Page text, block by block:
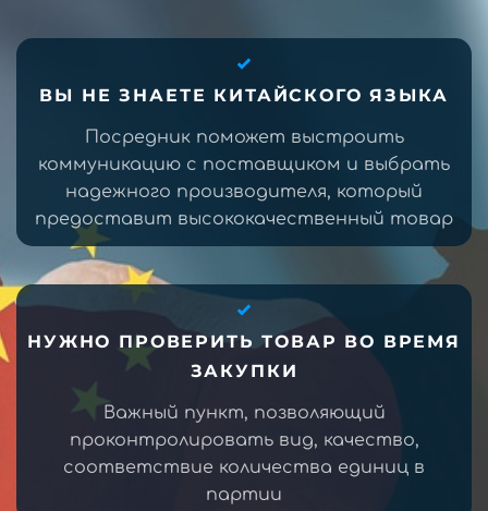
ВЫ НЕ ЗНАЕТЕ КИТАЙСКОГО ЯЗЫКА
Посредник поможет выстроить
коммуникацию с поставщиком и выбрать
надежного производителя, который
предоставит высококачественный товар
НУЖНО ПРОВЕРИТЬ ТОВАР ВО ВРЕМЯ
ЗАКУПКИ
Важный пункт, позволяющий
проконтролировать вид, качество,
соответствие количества единиц в
партии